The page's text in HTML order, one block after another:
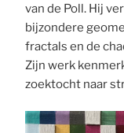
van de Poll. Hij
bijzondere
fractals en de
Zijn werk
zoektocht naar